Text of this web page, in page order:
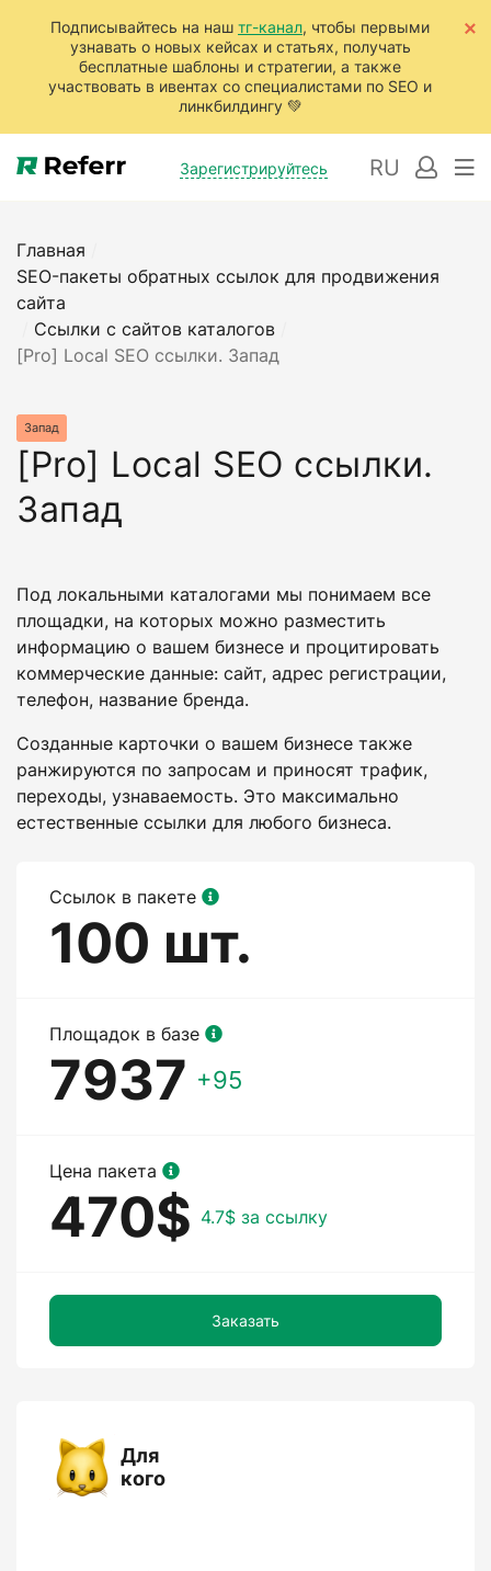
Подписывайтесь на наш тг-канал, чтобы первыми
узнавать о новых кейсах и статьях, получать
бесплатные шаблоны и стратегии, а также
участвовать в ивентах со специалистами по SEO и
линкбилдингу 💚
Зарегистрируйтесь RU
Главная
SEO-пакеты обратных ссылок для продвижения
сайта
Ссылки с сайтов каталогов
[Pro] Local SEO ссылки. Запад
Запад
[Pro] Local SEO ссылки.
Запад
Под локальными каталогами мы понимаем все
площадки, на которых можно разместить
информацию о вашем бизнесе и процитировать
коммерческие данные: сайт, адрес регистрации,
телефон, название бренда.
Созданные карточки о вашем бизнесе также
ранжируются по запросам и приносят трафик,
переходы, узнаваемость. Это максимально
естественные ссылки для любого бизнеса.
Ссылок в пакете
100 шт.
Площадок в базе
7937 +95
Цена пакета
470$ 4.7$ за ссылку
Заказать
Для
кого